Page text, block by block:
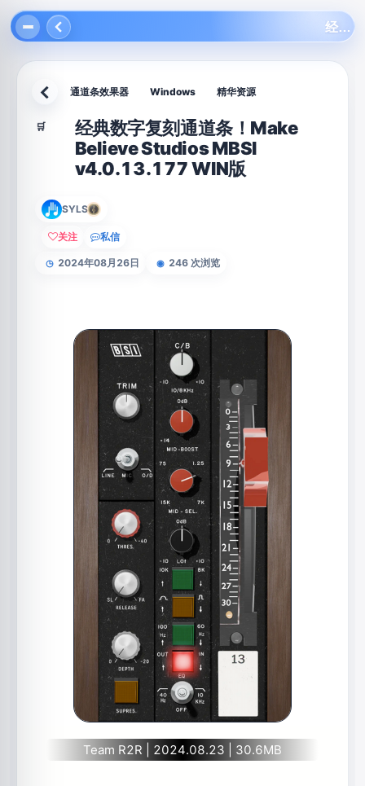
返回 通道条效果器 Windows 精华资源
🛒
经典数字复刻通道条！Make
Believe Studios MBSI
v4.0.13.177 WIN版
SYLS
关注 私信
◷ 2024年08月26日 ◉ 246 次浏览
Team R2R | 2024.08.23 | 30.6MB
经典数字复刻通道条！Make Believe Studios MBSI v4.0.13.177 WIN版